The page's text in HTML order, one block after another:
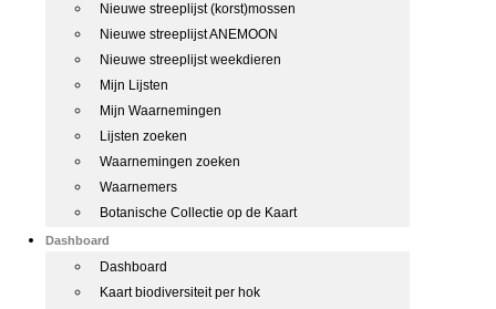
Nieuwe streeplijst (korst)mossen
Nieuwe streeplijst ANEMOON
Nieuwe streeplijst weekdieren
Mijn Lijsten
Mijn Waarnemingen
Lijsten zoeken
Waarnemingen zoeken
Waarnemers
Botanische Collectie op de Kaart
Dashboard
Dashboard
Kaart biodiversiteit per hok